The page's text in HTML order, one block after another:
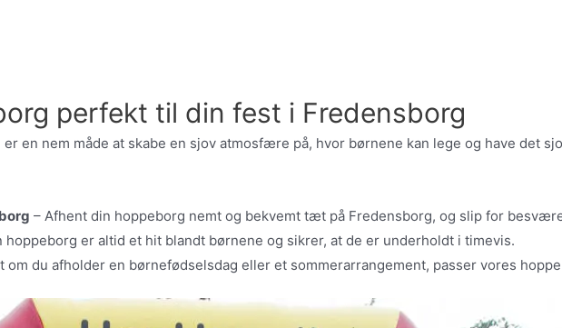
perfekt til din fest i Fredensborg
en nem måde at skabe en sjov atmosfære på, hvor børnene kan lege og have det
– Afhent din hoppeborg nemt og bekvemt tæt på Fredensborg, og slip for
hoppeborg er altid et hit blandt børnene og sikrer, at de er underholdt i timevis.
om du afholder en børnefødselsdag eller et sommerarrangement, passer vores